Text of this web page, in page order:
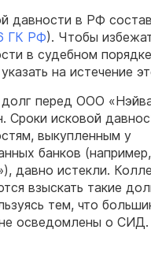
давности в РФ
ГК РФ). Чтобы
в судебном
на истечение
перед ООО
Сроки исковой
выкупленным у
банков
давно истекли.
взыскать такие
тем, что
осведомлены о СИД.